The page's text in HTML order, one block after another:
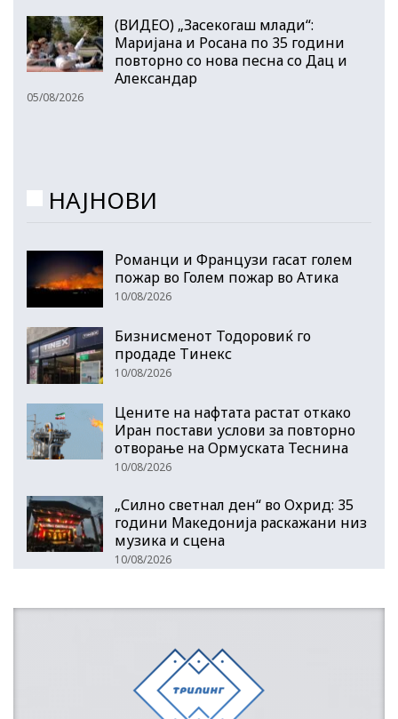
(ВИДЕО) „Засекогаш млади“:
Маријана и Росана по 35 години
повторно со нова песна со Дац и
Александар
05/08/2026
НАЈНОВИ
Романци и Французи гасат голем
пожар во Голем пожар во Атика
10/08/2026
Бизнисменот Тодоровиќ го
продаде Тинекс
10/08/2026
Цените на нафтата растат откако
Иран постави услови за повторно
отворање на Ормуската Теснина
10/08/2026
„Силно светнал ден“ во Охрид: 35
години Македонија раскажани низ
музика и сцена
10/08/2026